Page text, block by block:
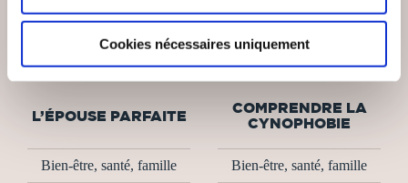
Cookies nécessaires uniquement
(0 avis)
L’ÉPOUSE PARFAITE
Bien-être, santé, famille
COMPRENDRE LA
CYNOPHOBIE
Bien-être, santé, famille